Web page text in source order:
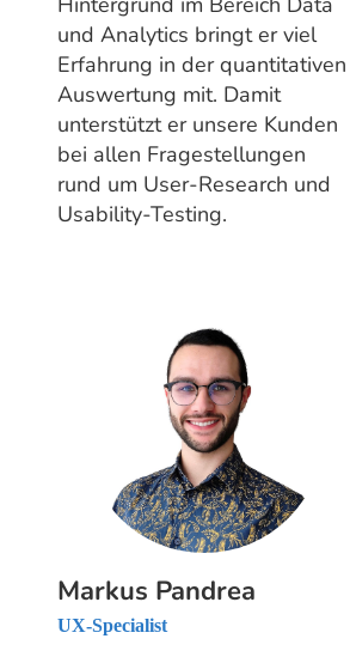
und Analytics bringt er viel
Erfahrung in der quantitativen
Auswertung mit. Damit
unterstützt er unsere Kunden
bei allen Fragestellungen
rund um User-Research und
Usability-Testing.
Markus Pandrea
UX-Specialist